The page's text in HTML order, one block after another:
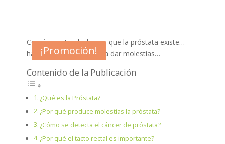
Comúnmente olvidamos que la próstata existe…
hasta que nos empieza a dar molestias…
Contenido de la Publicación
¿Qué es la Próstata?
¿Por qué produce molestias la próstata?
¿Cómo se detecta el cáncer de próstata?
¿Por qué el tacto rectal es importante?
¡Promoción!